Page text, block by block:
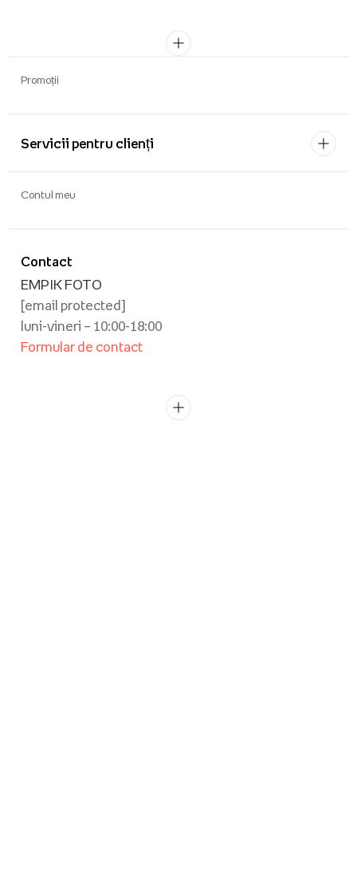
Promoții
Servicii pentru clienți
Contact
EMPIK FOTO
[email protected]
luni-vineri – 10:00-18:00
Formular de contact
Contul meu